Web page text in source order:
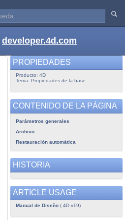
developer.4d.com
PROPIEDADES
Producto: 4D
Tema: Propiedades de la base
CONTENIDO DE LA PÁGINA
Parámetros generales
Archivo
Restauración automática
HISTORIA
ARTICLE USAGE
Manual de Diseño( 4D v19)